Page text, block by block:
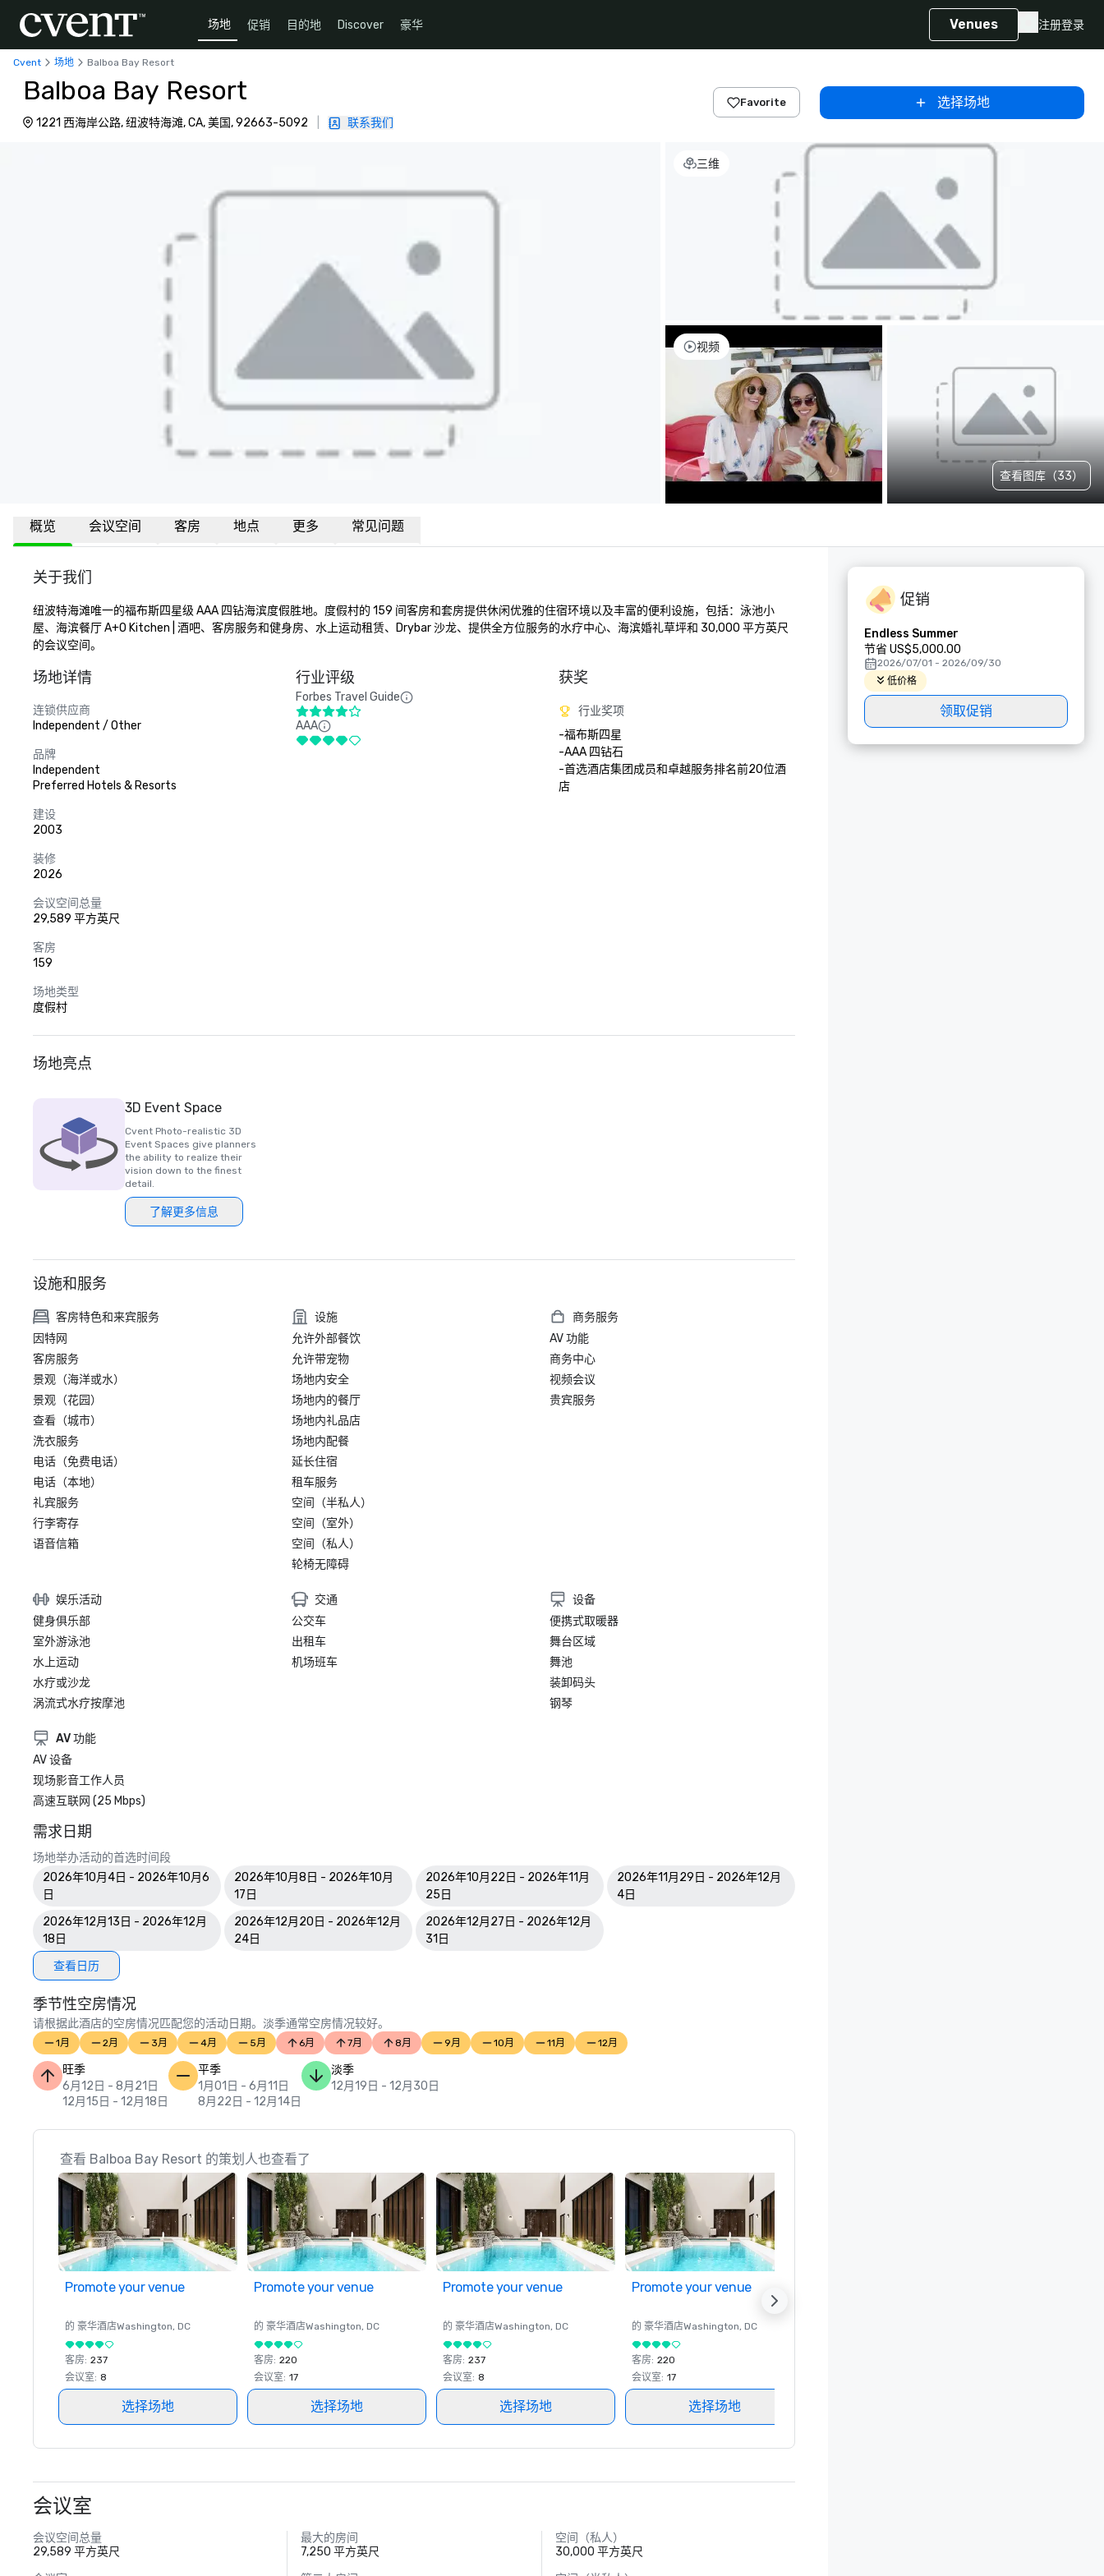
场地 促销 目的地 Discover 豪华 Venues 注册登录
Cvent 场地 Balboa Bay Resort
Balboa Bay Resort
1221 西海岸公路, 纽波特海滩, CA, 美国, 92663-5092 联系我们
Favorite 选择场地
三维
视频
查看图库（33）
概览 会议空间 客房 地点 更多 常见问题
关于我们
纽波特海滩唯一的福布斯四星级 AAA 四钻海滨度假胜地。度假村的 159 间客房和套房提供休闲优雅的住宿环境以及丰富的便利设施，包括：泳池小
屋、海滨餐厅 A+O Kitchen | 酒吧、客房服务和健身房、水上运动租赁、Drybar 沙龙、提供全方位服务的水疗中心、海滨婚礼草坪和 30,000 平方英尺
的会议空间。
场地详情
连锁供应商
Independent / Other
品牌
Independent
Preferred Hotels & Resorts
建设
2003
装修
2026
会议空间总量
29,589 平方英尺
客房
159
场地类型
度假村
行业评级
Forbes Travel Guide
AAA
获奖
行业奖项
-福布斯四星
-AAA 四钻石
-首选酒店集团成员和卓越服务排名前20位酒
场地亮点
3D Event Space
Cvent Photo-realistic 3D
Event Spaces give planners
the ability to realize their
vision down to the finest
detail.
了解更多信息
设施和服务
客房特色和来宾服务
因特网
客房服务
景观（海洋或水）
景观（花园）
查看（城市）
洗衣服务
电话（免费电话）
电话（本地）
礼宾服务
行李寄存
语音信箱
设施
允许外部餐饮
允许带宠物
场地内安全
场地内的餐厅
场地内礼品店
场地内配餐
延长住宿
租车服务
空间（半私人）
空间（室外）
空间（私人）
轮椅无障碍
商务服务
AV 功能
商务中心
视频会议
贵宾服务
娱乐活动
健身俱乐部
室外游泳池
水上运动
水疗或沙龙
涡流式水疗按摩池
交通
公交车
出租车
机场班车
设备
便携式取暖器
舞台区域
舞池
装卸码头
钢琴
AV 功能
AV 设备
现场影音工作人员
高速互联网 (25 Mbps)
需求日期
场地举办活动的首选时间段
2026年10月4日 - 2026年10月6
日
2026年10月8日 - 2026年10月
17日
2026年10月22日 - 2026年11月
25日
2026年11月29日 - 2026年12月
4日
2026年12月13日 - 2026年12月
18日
2026年12月20日 - 2026年12月
24日
2026年12月27日 - 2026年12月
31日
查看日历
季节性空房情况
请根据此酒店的空房情况匹配您的活动日期。淡季通常空房情况较好。
1月 2月 3月 4月 5月 6月 7月 8月 9月 10月 11月 12月
旺季
6月12日 - 8月21日
12月15日 - 12月18日
平季
1月01日 - 6月11日
8月22日 - 12月14日
淡季
12月19日 - 12月30日
查看 Balboa Bay Resort 的策划人也查看了
Promote your venue
的 豪华酒店Washington, DC
客房: 237
会议室: 8
选择场地
Promote your venue
的 豪华酒店Washington, DC
客房: 220
会议室: 17
选择场地
Promote your venue
的 豪华酒店Washington, DC
客房: 237
会议室: 8
选择场地
Promote your venue
的 豪华酒店Washington, DC
客房: 220
会议室: 17
选择场地
会议室
会议空间总量
29,589 平方英尺
最大的房间
7,250 平方英尺
空间（私人）
30,000 平方英尺
促销
Endless Summer
节省 US$5,000.00
2026/07/01 - 2026/09/30
低价格
领取促销